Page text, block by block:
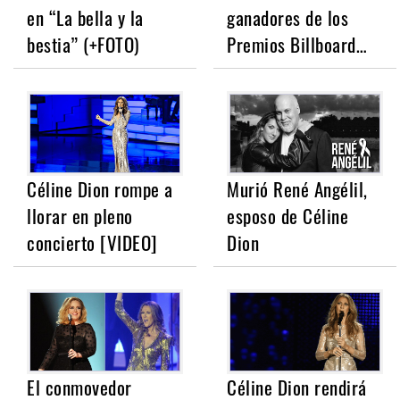
en “La bella y la
bestia” (+FOTO)
ganadores de los
Premios Billboard…
Céline Dion rompe a
llorar en pleno
concierto [VIDEO]
Murió René Angélil,
esposo de Céline
Dion
El conmovedor Céline Dion rendirá